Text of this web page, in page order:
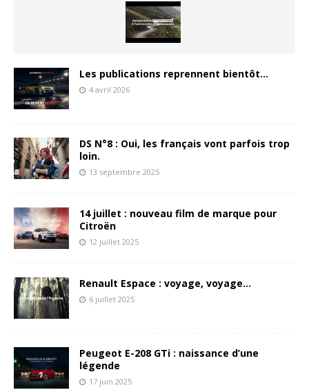
Les publications reprennent bientôt…
4 avril 2026
DS N°8 : Oui, les français vont parfois trop
loin.
13 septembre 2025
14 juillet : nouveau film de marque pour
Citroën
12 juillet 2025
Renault Espace : voyage, voyage…
6 juillet 2025
Peugeot E-208 GTi : naissance d’une
légende
17 juin 2025